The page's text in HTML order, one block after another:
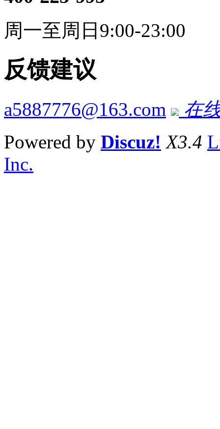
周一至周日9:00-23:00
反馈建议
a5887776@163.com
在
Powered by Discuz! X3.4
Inc.